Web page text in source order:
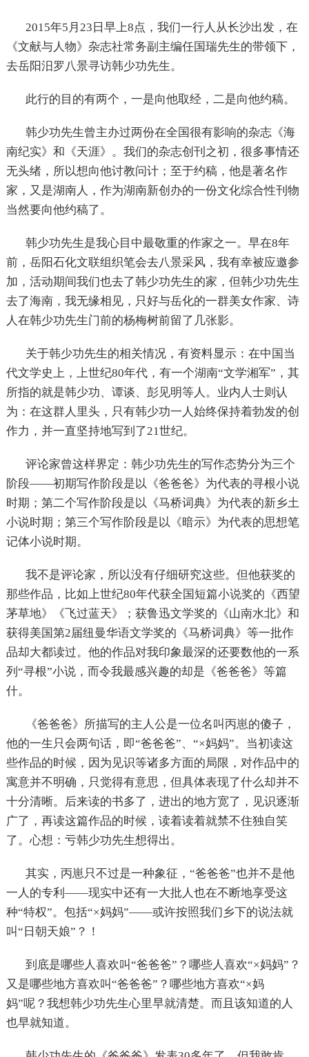
2015年5 月 23 日早上8点，我们一行人从长沙出发，在
《文献与人物》杂志社常务副主编任国瑞先生的带领下，
去岳阳汨罗八景寻访韩少功先生。
此行的目的有两个，一是向他取经，二是向他约稿。
韩少功先生曾主办过两份在全国很有影响的杂志《海
南纪实》和《天涯》。我们的杂志创刊之初，很多事情还
无头绪，所以想向他讨教问计；至于约稿，他是著名作
家，又是湖南人，作为湖南新创办的一份文化综合性刊物
当然要向他约稿了。
韩少功先生是我心目中最敬重的作家之一。早在8年
前，岳阳石化文联组织笔会去八景采风，我有幸被应邀参
加，活动期间我们也去了韩少功先生的家，但韩少功先生
去了海南，我无缘相见，只好与岳化的一群美女作家、诗
人在韩少功先生门前的杨梅树前留了几张影。
关于韩少功先生的相关情况，有资料显示：在中国当
代文学史上，上世纪80年代，有一个湖南“文学湘军”，其
所指的就是韩少功、谭谈、彭见明等人。业内人士则认
为：在这群人里头，只有韩少功一人始终保持着勃发的创
作力，并一直坚持地写到了21世纪。
评论家曾这样界定：韩少功先生的写作态势分为三个
阶段——初期写作阶段是以《爸爸爸》为代表的寻根小说
时期；第二个写作阶段是以《马桥词典》为代表的新乡土
小说时期；第三个写作阶段是以《暗示》为代表的思想笔
记体小说时期。
我不是评论家，所以没有仔细研究这些。但他获奖的
那些作品，比如上世纪80年代获全国短篇小说奖的《西望
茅草地》《飞过蓝天》；获鲁迅文学奖的《山南水北》和
获得美国第2届纽曼华语文学奖的《马桥词典》等一批作
品却大都读过。他的作品对我印象最深的还要数他的一系
列“寻根”小说，而令我最感兴趣的却是《爸爸爸》等篇
什。
《爸爸爸》所描写的主人公是一位名叫丙崽的傻子，
他的一生只会两句话，即“爸爸爸”、“×妈妈”。当初读这
些作品的时候，因为见识等诸多方面的局限，对作品中的
寓意并不明确，只觉得有意思，但具体表现了什么却并不
十分清晰。后来读的书多了，进出的地方宽了，见识逐渐
广了，再读这篇作品的时候，读着读着就禁不住独自笑
了。心想：亏韩少功先生想得出。
其实，丙崽只不过是一种象征，“爸爸爸”也并不是他
一人的专利——现实中还有一大批人也在不断地享受这
种“特权”。包括“×妈妈”——或许按照我们乡下的说法就
叫“日朝天娘”？！
到底是哪些人喜欢叫“爸爸爸”？哪些人喜欢“×妈妈”？
又是哪些地方喜欢叫“爸爸爸”？哪些地方喜欢“×妈
妈”呢？我想韩少功先生心里早就清楚。而且该知道的人
也早就知道。